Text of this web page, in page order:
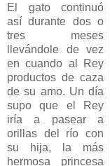
El gato continuó
así durante dos o
tres meses
llevándole de vez
en cuando al Rey
productos de caza
de su amo. Un día
supo que el Rey
iría a pasear a
orillas del río con
su hija, la más
hermosa princesa